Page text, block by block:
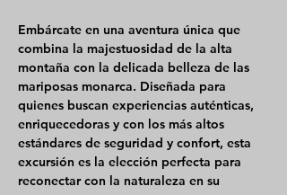
Embárcate en una aventura única que
combina la majestuosidad de la alta
montaña con la delicada belleza de las
mariposas monarca. Diseñada para
quienes buscan experiencias auténticas,
enriquecedoras y con los más altos
estándares de seguridad y confort, esta
excursión es la elección perfecta para
reconectar con la naturaleza en su